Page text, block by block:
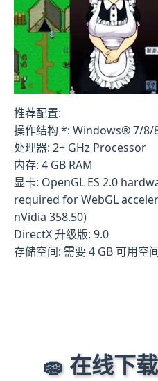
推荐配置:
操作结构 *: Windows® 7/8/
处理器: 2+ GHz Processor
内存: 4 GB RAM
显卡: OpenGL ES 2.0
required for WebGL
nVidia 358.50)
DirectX 升级版: 9.0
存储空间: 需要 4 GB 可用空
🧽 在线下